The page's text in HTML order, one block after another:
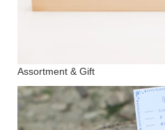
Assortment & Gift